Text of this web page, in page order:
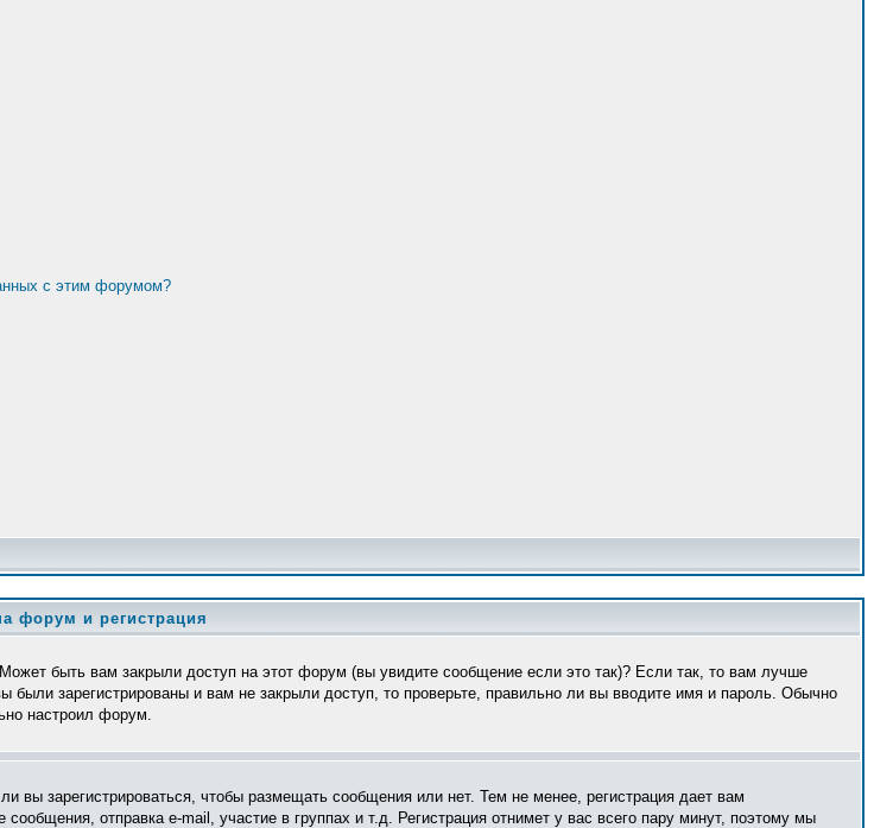
с этим форумом?
форум и регистрация
быть вам закрыли доступ на этот форум (вы увидите сообщение если это так)? Если так, то вам лучше
зарегистрированы и вам не закрыли доступ, то проверьте, правильно ли вы вводите имя и пароль. Обычно
настроил форум.
зарегистрироваться, чтобы размещать сообщения или нет. Тем не менее, регистрация дает вам
отправка e-mail, участие в группах и т.д. Регистрация отнимет у вас всего пару минут, поэтому мы